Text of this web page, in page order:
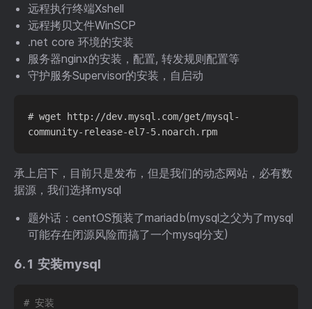
远程执行终端Xshell
远程拷贝文件WinSCP
.net core 环境的安装
服务器nginx的安装，配置, 转发规则配置等
守护服务Supervisor的安装，自启动
# wget http://dev.mysql.com/get/mysql-
承上启下，目前只是发布，但是我们的动态网站，必有数
据源，我们选择mysql
题外话：centOS预装了mariadb(mysql之父为了mysql
可能存在闭源风险而搞了一个mysql分支)
6.1 安装mysql
# 安装